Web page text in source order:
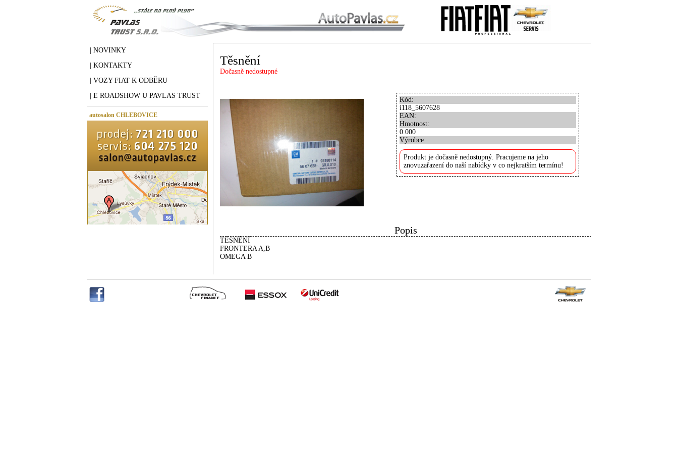
| NOVINKY
| KONTAKTY
| VOZY FIAT K ODBĚRU
| E ROADSHOW U PAVLAS TRUST
autosalon CHLEBOVICE
Těsnění
Dočasně nedostupné
Kód:
i118_5607628
EAN:
Hmotnost:
0.000
Výrobce:
Produkt je dočasně nedostupný. Pracujeme na jeho
znovuzařazení do naší nabídky v co nejkratším termínu!
Popis
TĚSNĚNÍ
FRONTERA A,B
OMEGA B